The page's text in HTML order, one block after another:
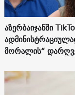
აზერბაიჯანში
მორალის“